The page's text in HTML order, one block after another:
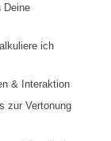
Deine
ich
& Interaktion
zur Vertonung